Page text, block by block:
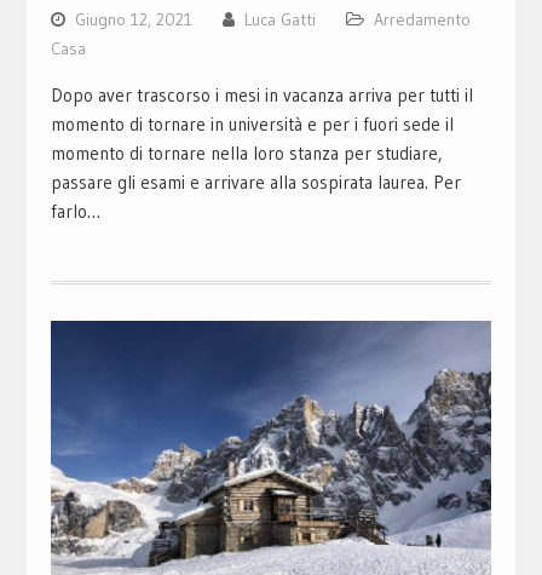
Giugno 12, 2021 Luca Gatti
Arredamento
Casa
Dopo aver trascorso i mesi in vacanza arriva per tutti il
momento di tornare in università e per i fuori sede il
momento di tornare nella loro stanza per studiare,
passare gli esami e arrivare alla sospirata laurea. Per
farlo…